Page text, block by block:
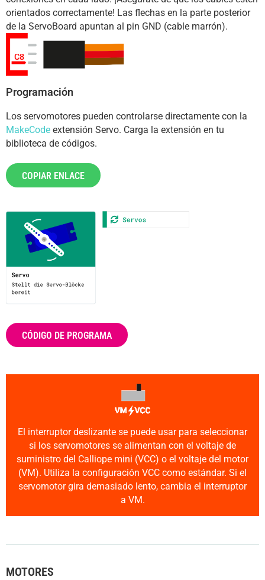
orientados correctamente! Las flechas en la parte posterior
de la ServoBoard apuntan al pin GND (cable marrón).
Programación
Los servomotores pueden controlarse directamente con la
MakeCode extensión Servo. Carga la extensión en tu
biblioteca de códigos.
COPIAR ENLACE
CÓDIGO DE PROGRAMA
El interruptor deslizante se puede usar para seleccionar
si los servomotores se alimentan con el voltaje de
suministro del Calliope mini (VCC) o el voltaje del motor
(VM). Utiliza la configuración VCC como estándar. Si el
servomotor gira demasiado lento, cambia el interruptor
a VM.
MOTORES